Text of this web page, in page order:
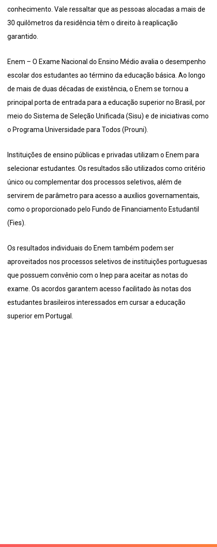
conhecimento. Vale ressaltar que as pessoas alocadas a mais de
30 quilômetros da residência têm o direito à reaplicação
garantido.
Enem – O Exame Nacional do Ensino Médio avalia o desempenho
escolar dos estudantes ao término da educação básica. Ao longo
de mais de duas décadas de existência, o Enem se tornou a
principal porta de entrada para a educação superior no Brasil, por
meio do Sistema de Seleção Unificada (Sisu) e de iniciativas como
o Programa Universidade para Todos (Prouni).
Instituições de ensino públicas e privadas utilizam o Enem para
selecionar estudantes. Os resultados são utilizados como critério
único ou complementar dos processos seletivos, além de
servirem de parâmetro para acesso a auxílios governamentais,
como o proporcionado pelo Fundo de Financiamento Estudantil
(Fies).
Os resultados individuais do Enem também podem ser
aproveitados nos processos seletivos de instituições portuguesas
que possuem convênio com o Inep para aceitar as notas do
exame. Os acordos garantem acesso facilitado às notas dos
estudantes brasileiros interessados em cursar a educação
superior em Portugal.